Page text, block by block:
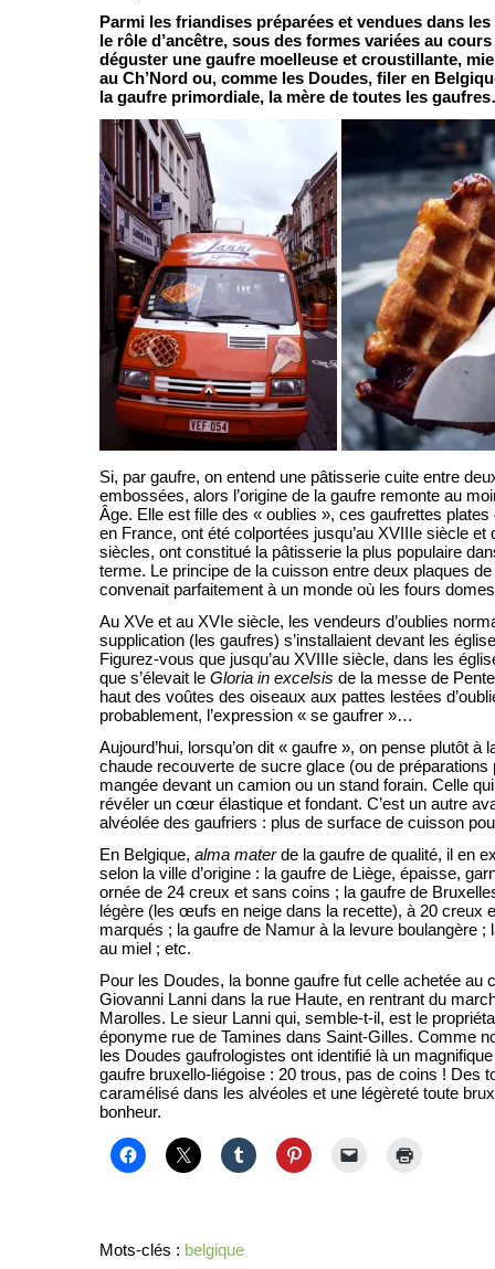
Parmi les friandises préparées et vendues dans
le rôle d’ancêtre, sous des formes variées au
déguster une gaufre moelleuse et croustillante,
au Ch’Nord ou, comme les Doudes, filer en
la gaufre primordiale, la mère de toutes les
Si, par gaufre, on entend une pâtisserie cuite entre
embossées, alors l’origine de la gaufre remonte au
Âge. Elle est fille des « oublies », ces gaufrettes plates
en France, ont été colportées jusqu’au XVIIIe siècle et
siècles, ont constitué la pâtisserie la plus populaire
terme. Le principe de la cuisson entre deux plaques
convenait parfaitement à un monde où les fours
Au XVe et au XVIe siècle, les vendeurs d’oublies
supplication (les gaufres) s’installaient devant les
Figurez-vous que jusqu’au XVIIIe siècle, dans les
que s’élevait le Gloria in excelsis de la messe de
haut des voûtes des oiseaux aux pattes lestées
probablement, l’expression « se gaufrer »…
Aujourd’hui, lorsqu’on dit « gaufre », on pense plutôt à
chaude recouverte de sucre glace (ou de
mangée devant un camion ou un stand forain. Celle
révéler un cœur élastique et fondant. C’est un autre
alvéolée des gaufriers : plus de surface de cuisson
En Belgique, alma materde la gaufre de qualité, il en
selon la ville d’origine : la gaufre de Liège, épaisse,
ornée de 24 creux et sans coins ; la gaufre de
légère (les œufs en neige dans la recette), à 20 creux
marqués ; la gaufre de Namur à la levure boulangère ;
au miel ; etc.
Pour les Doudes, la bonne gaufre fut celle achetée au
Giovanni Lanni dans la rue Haute, en rentrant du
Marolles. Le sieur Lanni qui, semble-t-il, est le
éponyme rue de Tamines dans Saint-Gilles. Comme
les Doudes gaufrologistes ont identifié là un
gaufre bruxello-liégoise : 20 trous, pas de coins ! Des
caramélisé dans les alvéoles et une légèreté toute
bonheur.
Mots-clés : belgique